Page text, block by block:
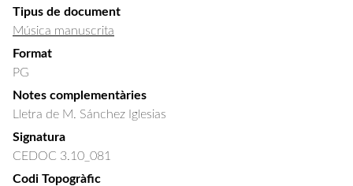
Tipus de document
Música manuscrita
Format
PG
Notes complementàries
Lletra de M. Sánchez Iglesias
Signatura
CEDOC 3.10_081
Codi Topogràfic